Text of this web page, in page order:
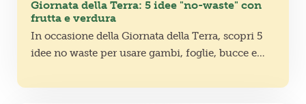
Giornata della Terra: 5 idee "no-waste" con
frutta e verdura
In occasione della Giornata della Terra, scopri 5
idee no waste per usare gambi, foglie, bucce e
pratico e gustoso.